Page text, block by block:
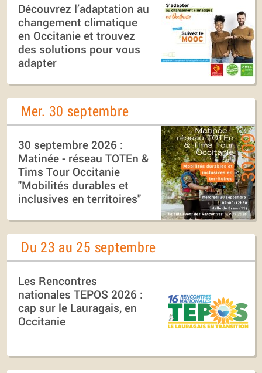
Découvrez l’adaptation au
changement climatique
en Occitanie et trouvez
des solutions pour vous
adapter
Mer. 30 septembre
30 septembre 2026 :
Matinée - réseau TOTEn &
Tims Tour Occitanie
"Mobilités durables et
inclusives en territoires"
Du 23 au 25 septembre
Les Rencontres
nationales TEPOS 2026 :
cap sur le Lauragais, en
Occitanie